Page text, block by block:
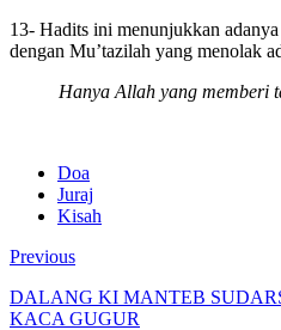
13- Hadits ini menunjukkan
dengan Mu’tazilah yang menolak
Hanya Allah yang memberi
Doa
Juraj
Kisah
Previous
DALANG KI MANTEB
KACA GUGUR